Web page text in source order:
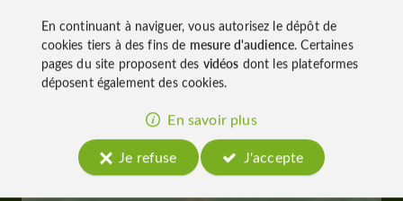
En continuant à naviguer, vous autorisez le dépôt de
cookies tiers à des fins de mesure d'audience. Certaines
pages du site proposent des vidéos dont les plateformes
déposent également des cookies.
En savoir plus
Je refuse
J'accepte